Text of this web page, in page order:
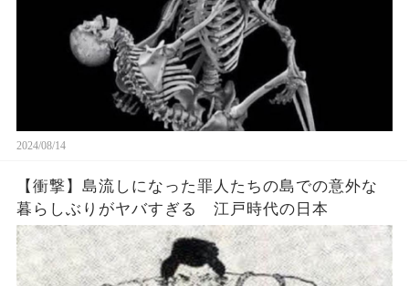
2024/08/14
【衝撃】島流しになった罪人たちの島での意外な
暮らしぶりがヤバすぎる 江戸時代の日本